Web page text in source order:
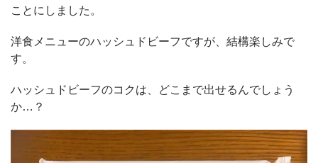
ことにしました。
洋食メニューのハッシュドビーフですが、結構楽しみで
す。
ハッシュドビーフのコクは、どこまで出せるんでしょう
か…？